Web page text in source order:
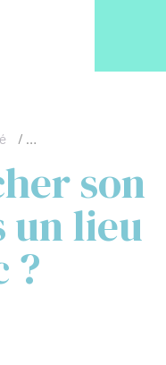
/ Peut-on cacher son
son
un lieu
?